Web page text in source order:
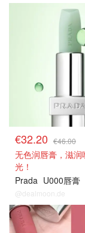
€32.20 €46.00
无色润唇膏，滋润
光！
Prada U000唇膏
@dealmoon.de